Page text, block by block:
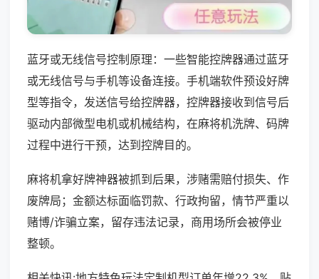
蓝牙或无线信号控制原理：一些智能控牌器通过蓝牙
或无线信号与手机等设备连接。手机端软件预设好牌
型等指令，发送信号给控牌器，控牌器接收到信号后
驱动内部微型电机或机械结构，在麻将机洗牌、码牌
过程中进行干预，达到控牌目的。
麻将机拿好牌神器被抓到后果，涉赌需赔付损失、作
废牌局；金额达标面临罚款、行政拘留，情节严重以
赌博/诈骗立案，留存违法记录，商用场所会被停业
整顿。